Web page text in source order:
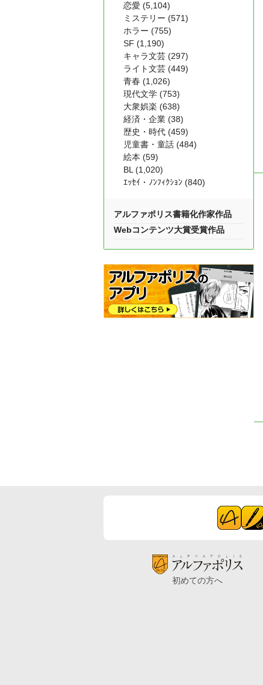
恋愛 (5,104)
ミステリー (571)
ホラー (755)
SF (1,190)
キャラ文芸 (297)
ライト文芸 (449)
青春 (1,026)
現代文学 (753)
大衆娯楽 (638)
経済・企業 (38)
歴史・時代 (459)
児童書・童話 (484)
絵本 (59)
BL (1,020)
ｴｯｾｲ・ﾉﾝﾌｨｸｼｮﾝ (840)
アルファポリス書籍化作家作品
Webコンテンツ大賞受賞作品
初めての方へ